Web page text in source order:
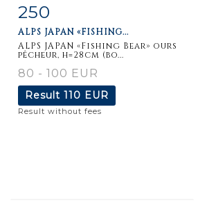
Item detail
250
ALPS JAPAN «FISHING...
ALPS JAPAN «Fishing Bear» ours
pêcheur, h=28cm (bo...
80 - 100 EUR
Result 110 EUR
Result without fees